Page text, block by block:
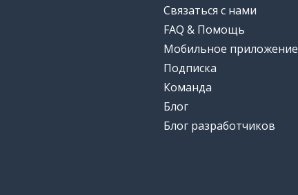
Связаться с нами
FAQ & Помощь
Мобильное приложение
Подписка
Команда
Блог
Блог разработчиков